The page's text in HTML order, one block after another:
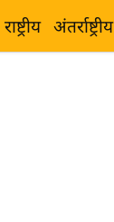
राष्ट्रीय अंतर्राष्ट्रीय